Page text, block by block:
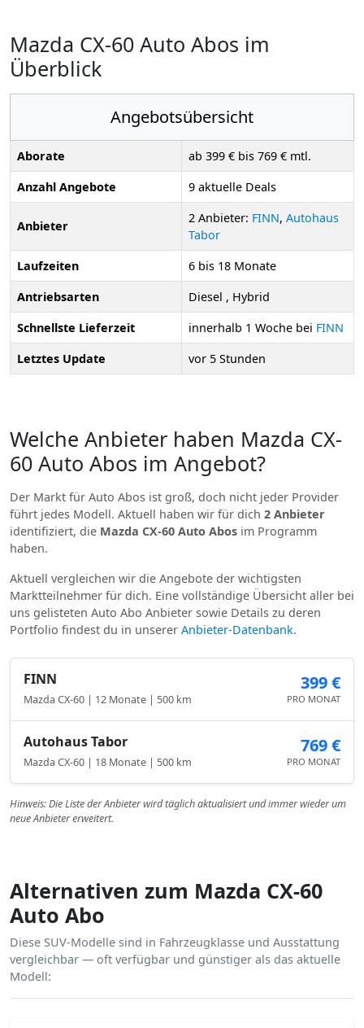
Mazda CX-60 Auto Abos im
Überblick
Angebotsübersicht
Aborate
ab 399 € bis 769 € mtl.
Anzahl Angebote
9 aktuelle Deals
Anbieter
2 Anbieter: FINN, Autohaus
Tabor
Laufzeiten
6 bis 18 Monate
Antriebsarten
Diesel , Hybrid
Schnellste Lieferzeit
innerhalb 1 Woche bei FINN
Letztes Update
vor 5 Stunden
Welche Anbieter haben Mazda CX-
60 Auto Abos im Angebot?
Der Markt für Auto Abos ist groß, doch nicht jeder Provider
führt jedes Modell. Aktuell haben wir für dich 2 Anbieter
identifiziert, die Mazda CX-60 Auto Abos im Programm
haben.
Aktuell vergleichen wir die Angebote der wichtigsten
Marktteilnehmer für dich. Eine vollständige Übersicht aller bei
uns gelisteten Auto Abo Anbieter sowie Details zu deren
Portfolio findest du in unserer Anbieter-Datenbank.
FINN
Mazda CX-60 | 12 Monate | 500 km
399 €
PRO MONAT
Autohaus Tabor
Mazda CX-60 | 18 Monate | 500 km
769 €
PRO MONAT
Hinweis: Die Liste der Anbieter wird täglich aktualisiert und immer wieder um
neue Anbieter erweitert.
Alternativen zum Mazda CX-60
Auto Abo
Diese SUV-Modelle sind in Fahrzeugklasse und Ausstattung
vergleichbar — oft verfügbar und günstiger als das aktuelle
Modell: